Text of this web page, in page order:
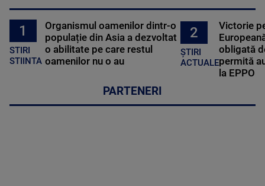
1
STIRI
STIINTA
Organismul oamenilor dintr-o
populație din Asia a dezvoltat
o abilitate pe care restul
oamenilor nu o au
2
ȘTIRI
ACTUALE
Victorie
obligată
permită
la EPPO
PARTENERI